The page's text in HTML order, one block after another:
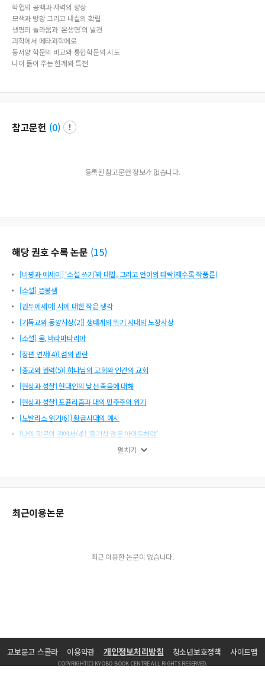
학업의 공백과 자력의 향상
모색과 방황 그리고 내실의 확립
생명의 놀라움과 ‘온생명’의 발견
과학에서 메타과학에로
동서양 학문의 비교와 통합학문의 시도
나이 듦이 주는 한계와 특전
참고문헌 (0)
등록된 참고문헌 정보가 없습니다.
해당 권호 수록 논문 (15)
[비평과 에세이] ‘소설 쓰기’와 대필, 그리고 언어의 타락(재수록 작품론)
[소설] 뜬봉샘
[권두에세이] 시에 대한 작은 생각
[기독교와 동양사상(2)] 생태계의 위기 시대의 노장사상
[소설] 옴, 바라마타리아
[장편 연재(4)] 섬의 반란
[종교와 권력(5)] 하나님의 교회와 인간의 교회
[현상과 성찰] 현대인의 낯선 죽음에 대해
[현상과 성찰] 포퓰리즘과 대의 민주주의 위기
[노발리스 읽기(6)] 황금시대의 예시
[나의 학문의 길에서(4)] ‘호기심 많은 아이들처럼’
펼치기
최근이용논문
최근 이용한 논문이 없습니다.
교보문고 스콜라 이용약관 개인정보처리방침 청소년보호정책 사이트맵
COPYRIGHT(C) KYOBO BOOK CENTRE ALL RIGHTS RESERVED.